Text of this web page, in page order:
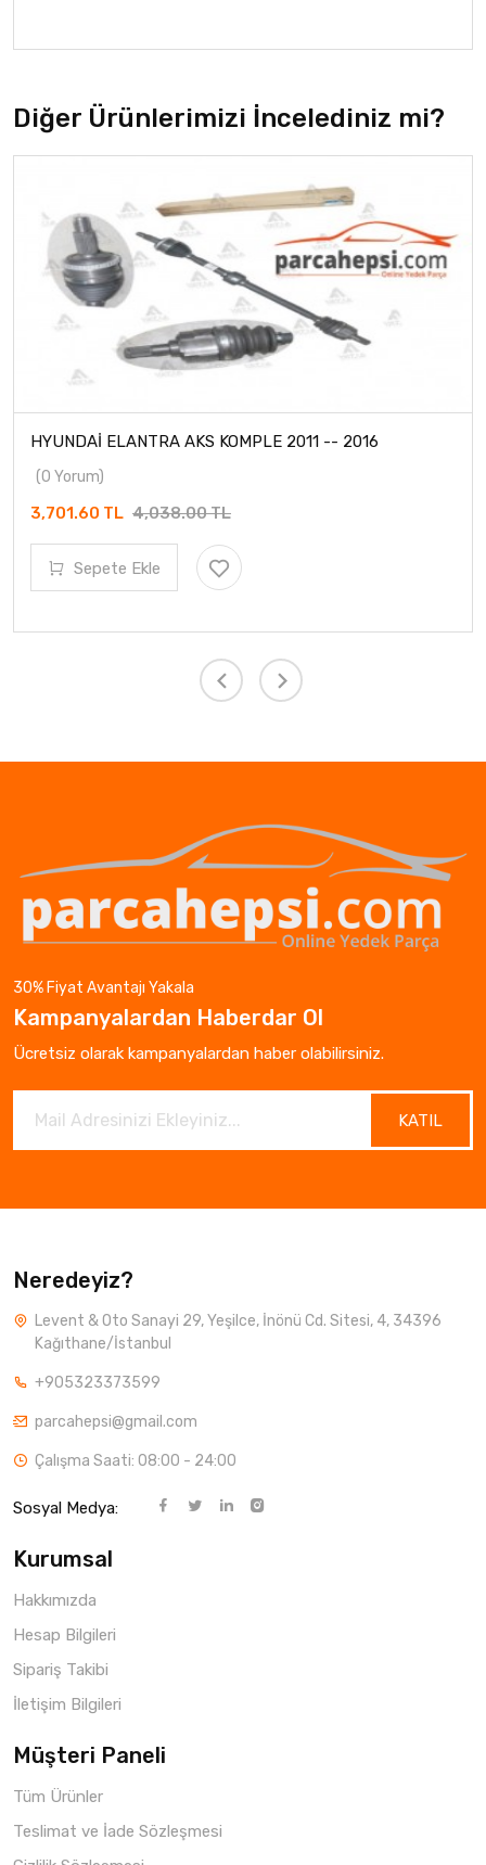
Diğer Ürünlerimizi İncelediniz mi?
HYUNDAİ ELANTRA AKS KOMPLE 2011 -- 2016
(0 Yorum)
3,701.60 TL 4,038.00 TL
Sepete Ekle
30% Fiyat Avantajı Yakala
Kampanyalardan Haberdar Ol
Ücretsiz olarak kampanyalardan haber olabilirsiniz.
KATIL
Neredeyiz?
Levent & Oto Sanayi 29, Yeşilce, İnönü Cd. Sitesi, 4, 34396
Kağıthane/İstanbul
+905323373599
parcahepsi@gmail.com
Çalışma Saati: 08:00 - 24:00
Sosyal Medya:
Kurumsal
Hakkımızda
Hesap Bilgileri
Sipariş Takibi
İletişim Bilgileri
Müşteri Paneli
Tüm Ürünler
Teslimat ve İade Sözleşmesi